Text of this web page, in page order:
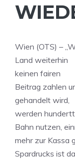
Wien (OTS) –
Land weiterhin
keinen fairen
Beitrag zahlen
gehandelt wird,
werden
Bahn nutzen,
mehr zur Kassa
Spardrucks ist